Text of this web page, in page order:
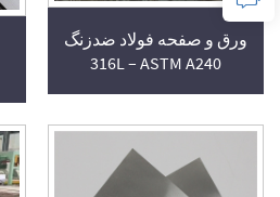
ورق و صفحه فولاد ضدزنگ
316L – ASTM A240